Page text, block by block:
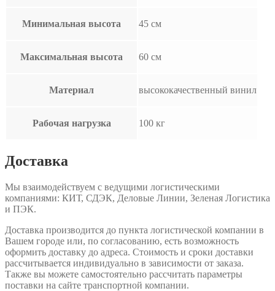
Минимальная высота 45 см
Максимальная высота 60 см
Материал высококачественный винил
Рабочая нагрузка 100 кг
Доставка
Мы взаимодействуем с ведущими логистическими
компаниями: КИТ, СДЭК, Деловые Линии, Зеленая Логистика
и ПЭК.
Доставка производится до пункта логистической компании в
Вашем городе или, по согласованию, есть возможность
оформить доставку до адреса. Стоимость и сроки доставки
рассчитывается индивидуально в зависимости от заказа.
Также вы можете самостоятельно рассчитать параметры
поставки на сайте транспортной компании.